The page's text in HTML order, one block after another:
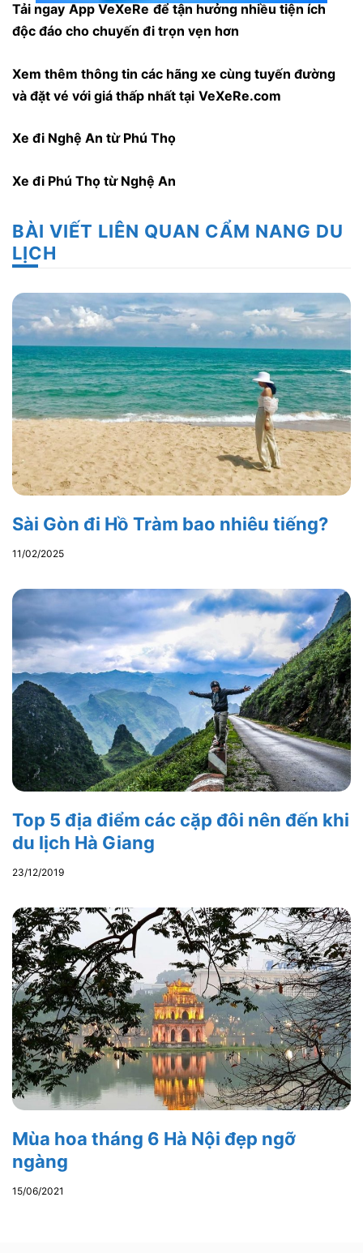
Tải ngay App VeXeRe để tận hưởng nhiều tiện ích
độc đáo cho chuyến đi trọn vẹn hơn
Xem thêm thông tin các hãng xe cùng tuyến đường
và đặt vé với giá thấp nhất tại VeXeRe.com
Xe đi Nghệ An từ Phú Thọ
Xe đi Phú Thọ từ Nghệ An
BÀI VIẾT LIÊN QUAN CẨM NANG DU
LỊCH
Sài Gòn đi Hồ Tràm bao nhiêu tiếng?
11/02/2025
Top 5 địa điểm các cặp đôi nên đến khi
du lịch Hà Giang
23/12/2019
Mùa hoa tháng 6 Hà Nội đẹp ngỡ
ngàng
15/06/2021